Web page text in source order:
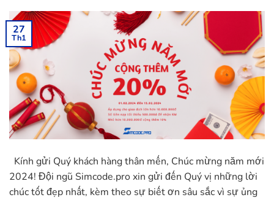
27
Th1
Kính gửi Quý khách hàng thân mến, Chúc mừng năm mới
2024! Đội ngũ Simcode.pro xin gửi đến Quý vị những lời
chúc tốt đẹp nhất, kèm theo sự biết ơn sâu sắc vì sự ủng